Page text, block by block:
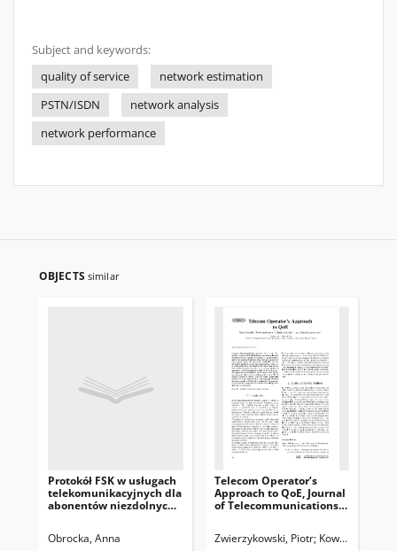
Subject and keywords:
quality of service
network estimation
PSTN/ISDN
network analysis
network performance
OBJECTS similar
Protokół FSK w usługach
telekomunikacyjnych dla
abonentów niezdolnych
Techniki Informacyjne,
Obrocka, Anna
Telecom Operator’s
Approach to QoE, Journal
of Telecommunications
Zwierzykowski, Piotr Kowalik, Karol